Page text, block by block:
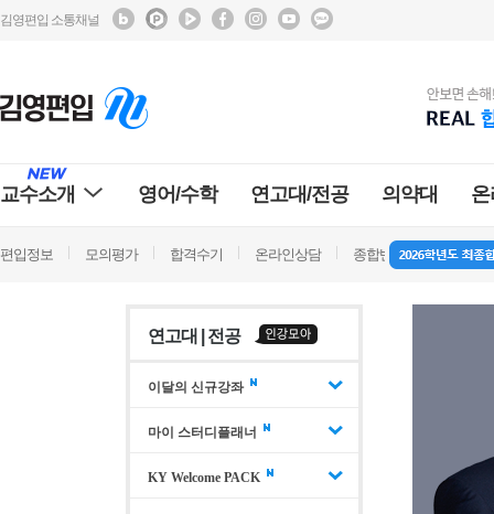
김영편입 소통채널
교수소개 영어/수학 연고대/전공 의약대
편입정보 모의평가 합격수기 온라인상담 종합반 방문상담
연고대 | 전공
이달의 신규강좌
마이 스터디플래너
KY Welcome PACK